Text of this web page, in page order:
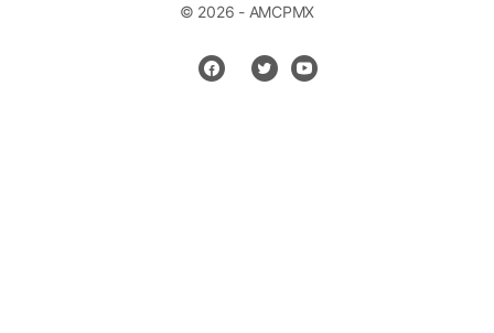
© 2026 - AMCPMX